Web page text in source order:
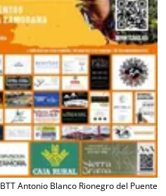
BTT Antonio Blanco Rionegro del Puente